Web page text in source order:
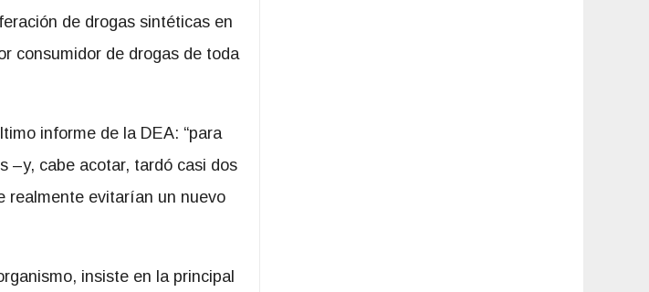
de drogas sintéticas en
consumidor de drogas de toda
informe de la DEA: “para
–y, cabe acotar, tardó casi dos
realmente evitarían un nuevo
insiste en la principal